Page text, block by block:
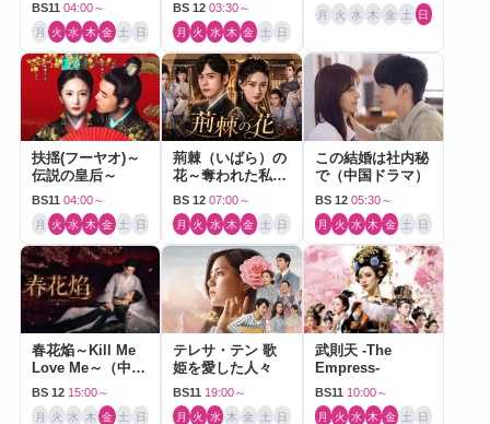
BS11 04:00～
月 火 水 木 金 土 日
BS 12 03:30～
月 火 水 木 金 土 日
月 火 水 木 金 土 日
扶揺(フーヤオ)～
伝説の皇后～
BS11 04:00～
月 火 水 木 金 土 日
荊棘（いばら）の
花～奪われた私～
（中国ドラマ）
BS 12 07:00～
月 火 水 木 金 土 日
この結婚は社内秘
で（中国ドラマ）
BS 12 05:30～
月 火 水 木 金 土 日
春花焔～Kill Me
Love Me～（中国
ドラマ）
BS 12 15:00～
月 火 水 木 金 土 日
テレサ・テン 歌
姫を愛した人々
BS11 19:00～
月 火 水 木 金 土 日
武則天 -The
Empress-
BS11 10:00～
月 火 水 木 金 土 日